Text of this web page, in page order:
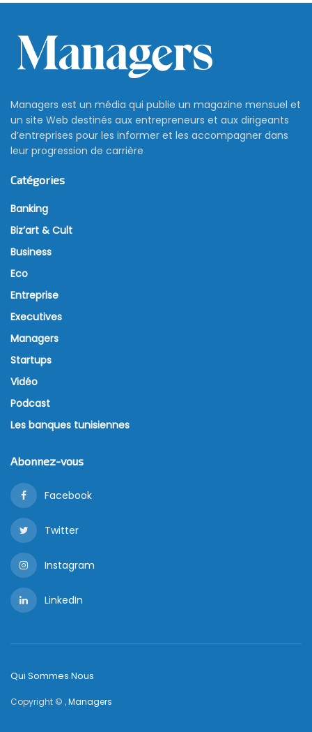
Managers est un média qui publie un magazine mensuel et
un site Web destinés aux entrepreneurs et aux dirigeants
d’entreprises pour les informer et les accompagner dans
leur progression de carrière
Catégories
Banking
Biz’art & Cult
Business
Eco
Entreprise
Executives
Managers
Startups
Vidéo
Podcast
Les banques tunisiennes
Abonnez-vous
Facebook
Twitter
Instagram
LinkedIn
Qui Sommes Nous
Copyright © ,Managers